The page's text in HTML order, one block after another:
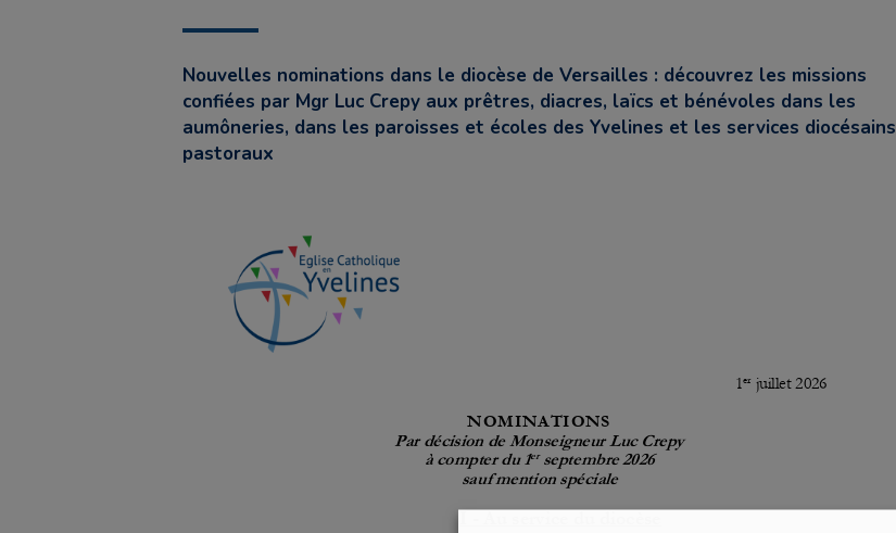
Nouvelles nominations dans le diocèse de Versailles : découvrez les missions
confiées par Mgr Luc Crepy aux prêtres, diacres, laïcs et bénévoles dans les
aumôneries, dans les paroisses et écoles des Yvelines et les services diocésains
pastoraux